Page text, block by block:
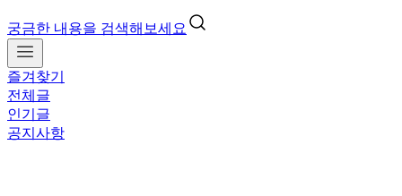
궁금한 내용을 검색해보세요
즐겨찾기
전체글
인기글
공지사항